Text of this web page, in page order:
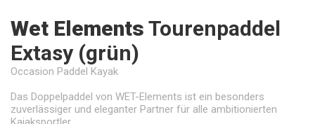
Wet Elements Tourenpaddel
Extasy (grün)
Occasion Paddel Kayak
Das Doppelpaddel von WET-Elements ist ein besonders
zuverlässiger und eleganter Partner für alle ambitionierten